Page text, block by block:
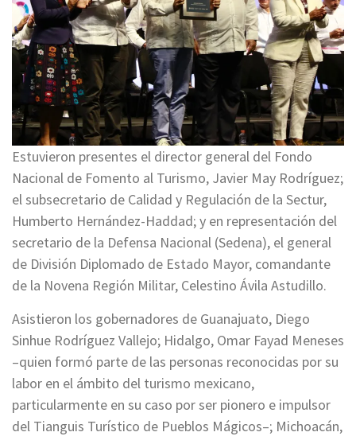
Estuvieron presentes el director general del Fondo
Nacional de Fomento al Turismo, Javier May Rodríguez;
el subsecretario de Calidad y Regulación de la Sectur,
Humberto Hernández-Haddad; y en representación del
secretario de la Defensa Nacional (Sedena), el general
de División Diplomado de Estado Mayor, comandante
de la Novena Región Militar, Celestino Ávila Astudillo.
Asistieron los gobernadores de Guanajuato, Diego
Sinhue Rodríguez Vallejo; Hidalgo, Omar Fayad Meneses
–quien formó parte de las personas reconocidas por su
labor en el ámbito del turismo mexicano,
particularmente en su caso por ser pionero e impulsor
del Tianguis Turístico de Pueblos Mágicos–; Michoacán,